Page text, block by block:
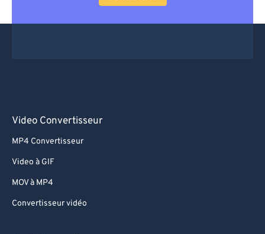
Video Convertisseur
MP4 Convertisseur
Video à GIF
MOV à MP4
Convertisseur vidéo